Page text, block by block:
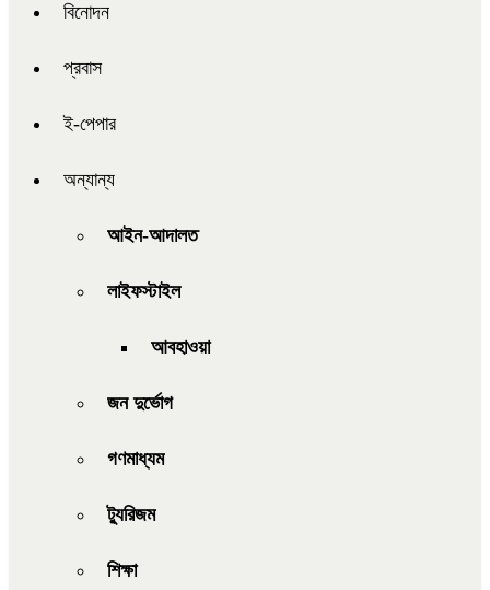
বিনোদন
প্রবাস
ই-পেপার
অন্যান্য
আইন-আদালত
লাইফস্টাইল
আবহাওয়া
জন দুর্ভোগ
গণমাধ্যম
ট্যুরিজম
শিক্ষা